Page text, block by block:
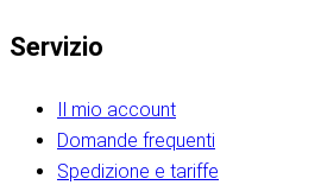
Servizio
Il mio account
Domande frequenti
Spedizione e tariffe